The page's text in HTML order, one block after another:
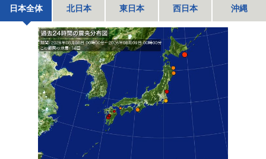
日本全体 北日本 東日本 西日本 沖縄